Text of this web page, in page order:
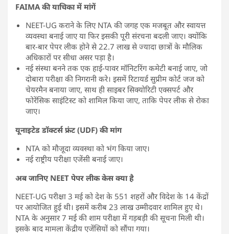
FAIMA की याचिका में मांगें
NEET-UG कराने के लिए NTA की जगह एक मजबूत और स्वायत्त
व्यवस्था बनाई जाए या फिर इसकी पूरी संरचना बदली जाए। क्योंकि
बार-बार पेपर लीक होने से 22.7 लाख से ज्यादा छात्रों के मौलिक
अधिकारों पर सीधा असर पड़ा है।
नई संस्था बनने तक एक हाई-पावर मॉनिटरिंग कमेटी बनाई जाए, जो
दोबारा परीक्षा की निगरानी करे। इसमें रिटायर्ड सुप्रीम कोर्ट जज को
चेयरमैन बनाया जाए, साथ ही साइबर सिक्योरिटी एक्सपर्ट और
फोरेंसिक साइंटिस्ट को शामिल किया जाए, ताकि पेपर लीक से रोका
जाए।
यूनाइटेड डॉक्टर्स फ्रंट (UDF) की मांग
NTA को मौजूदा व्यवस्था को भंग किया जाए।
नई राष्ट्रीय परीक्षा एजेंसी बनाई जाए।
अब जानिए NEET पेपर लीक केस क्या है
NEET-UG परीक्षा 3 मई को देश के 551 शहरों और विदेश के 14 केंद्रों
पर आयोजित हुई थी। इसमें करीब 23 लाख उम्मीदवार शामिल हुए थे।
NTA के अनुसार 7 मई की शाम परीक्षा में गड़बड़ी की सूचना मिली थी।
इसके बाद मामला केंद्रीय एजेंसियों को सौंपा गया।